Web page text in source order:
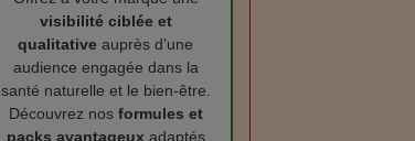
visibilité ciblée et
qualitative auprès d’une
audience engagée dans la
santé naturelle et le bien‑être.
Découvrez nos formules et
packs avantageuxadaptés